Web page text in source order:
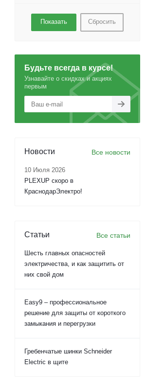
Сбросить
Будьте всегда в курсе!
Узнавайте о скидках и акциях
первым
Новости Все новости
10 Июля 2026
PLEXUP скоро в
КраснодарЭлектро!
Статьи Все статьи
Шесть главных опасностей
электричества, и как защитить от
них свой дом
Easy9 – профессиональное
решение для защиты от короткого
замыкания и перегрузки
Гребенчатые шинки Schneider
Electric в щите